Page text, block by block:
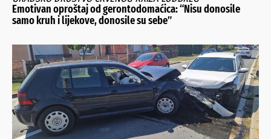
Emotivan oproštaj od gerontodomaćica: “Nisu donosile
samo kruh i lijekove, donosile su sebe”